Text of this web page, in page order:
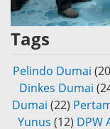
Tags
Pelindo Dumai
Dinkes Dumai
Dumai (22)
Yunus (12) DPW